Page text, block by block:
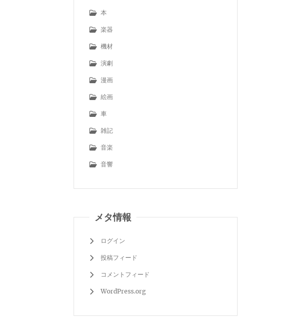
本
楽器
機材
演劇
漫画
絵画
車
雑記
音楽
音響
メタ情報
ログイン
投稿フィード
コメントフィード
WordPress.org